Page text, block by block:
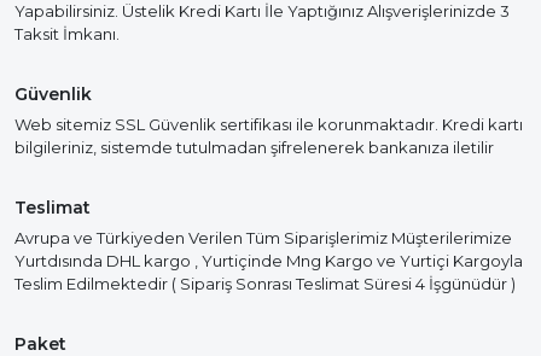
Yapabilirsiniz. Üstelik Kredi Kartı İle Yaptığınız Alışverişlerinizde 3
Taksit İmkanı.
Güvenlik
Web sitemiz SSL Güvenlik sertifikası ile korunmaktadır. Kredi kartı
bilgileriniz, sistemde tutulmadan şifrelenerek bankanıza iletilir
Teslimat
Avrupa ve Türkiyeden Verilen Tüm Siparişlerimiz Müşterilerimize
Yurtdısında DHL kargo , Yurtiçinde Mng Kargo ve Yurtiçi Kargoyla
Teslim Edilmektedir ( Sipariş Sonrası Teslimat Süresi 4 İşgünüdür )
Paket